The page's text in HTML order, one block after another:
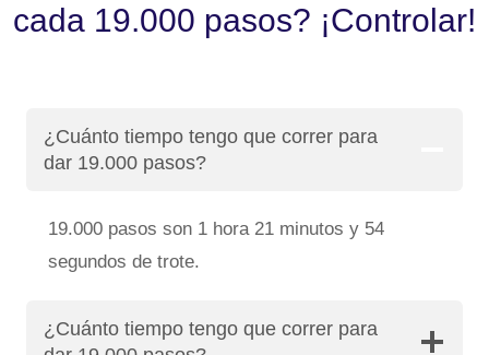
cada 19.000 pasos? ¡Controlar!
¿Cuánto tiempo tengo que correr para
dar 19.000 pasos?
19.000 pasos son 1 hora 21 minutos y 54
segundos de trote.
¿Cuánto tiempo tengo que correr para